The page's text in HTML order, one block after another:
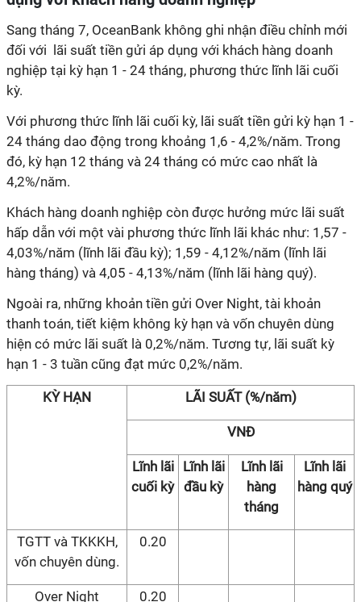
Sang tháng 7, OceanBank không ghi nhận điều chỉnh mới
đối với lãi suất tiền gửi áp dụng với khách hàng doanh
nghiệp tại kỳ hạn 1 - 24 tháng, phương thức lĩnh lãi cuối
kỳ.
Với phương thức lĩnh lãi cuối kỳ, lãi suất tiền gửi kỳ hạn 1 -
24 tháng dao động trong khoảng 1,6 - 4,2%/năm. Trong
đó, kỳ hạn 12 tháng và 24 tháng có mức cao nhất là
4,2%/năm.
Khách hàng doanh nghiệp còn được hưởng mức lãi suất
hấp dẫn với một vài phương thức lĩnh lãi khác như: 1,57 -
4,03%/năm (lĩnh lãi đầu kỳ); 1,59 - 4,12%/năm (lĩnh lãi
hàng tháng) và 4,05 - 4,13%/năm (lĩnh lãi hàng quý).
Ngoài ra, những khoản tiền gửi Over Night, tài khoản
thanh toán, tiết kiệm không kỳ hạn và vốn chuyên dùng
hiện có mức lãi suất là 0,2%/năm. Tương tự, lãi suất kỳ
hạn 1 - 3 tuần cũng đạt mức 0,2%/năm.
KỲ HẠN LÃI SUẤT (%/năm)
VNĐ
Lĩnh lãi
cuối kỳ
Lĩnh lãi
đầu kỳ
Lĩnh lãi
hàng
tháng
Lĩnh lãi
hàng quý
TGTT và TKKKH,
vốn chuyên dùng.
0.20
Over Night 0.20